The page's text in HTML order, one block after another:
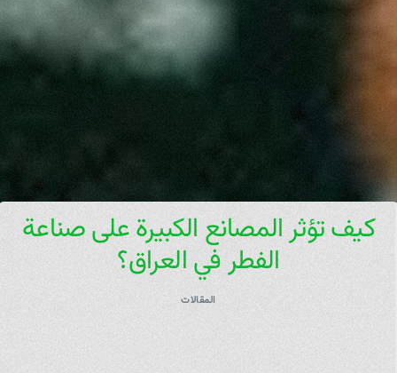
كيف تؤثر المصانع الكبيرة على صناعة
الفطر في العراق؟
المقالات